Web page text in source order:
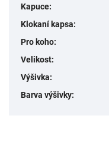
Kapuce:
Klokaní kapsa:
Pro koho:
Velikost:
Výšivka:
Barva výšivky: